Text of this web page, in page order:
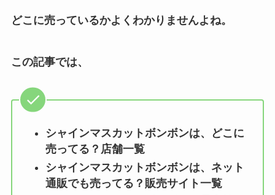
どこに売っているかよくわかりませんよね。
この記事では、
シャインマスカットボンボンは、どこに
売ってる？店舗一覧
シャインマスカットボンボンは、ネット
通販でも売ってる？販売サイト一覧